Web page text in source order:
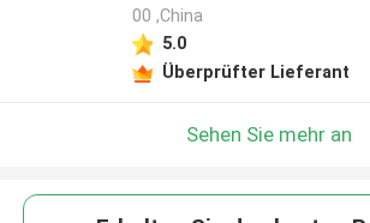
00 ,China
5.0
Überprüfter Lieferant
Sehen Sie mehr an